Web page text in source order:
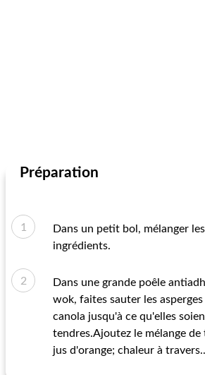
Préparation
Dans un petit bol, mélanger
ingrédients.
Dans une grande poêle
wok, faites sauter les
canola jusqu'à ce qu'elles
tendres.Ajoutez le mélange de
jus d'orange; chaleur à travers..